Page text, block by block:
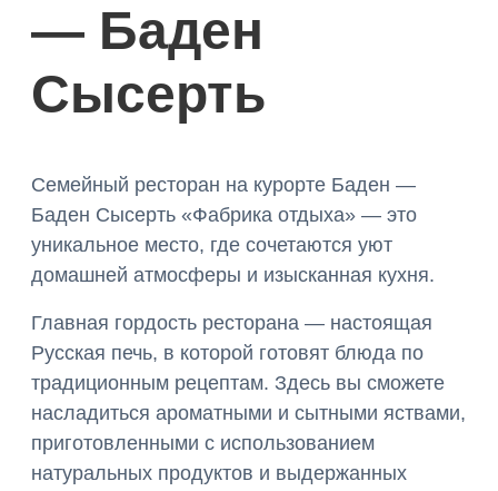
— Баден
Сысерть
Семейный ресторан на курорте Баден —
Баден Сысерть «Фабрика отдыха» — это
уникальное место, где сочетаются уют
домашней атмосферы и изысканная кухня.
Главная гордость ресторана — настоящая
Русская печь, в которой готовят блюда по
традиционным рецептам. Здесь вы сможете
насладиться ароматными и сытными яствами,
приготовленными с использованием
натуральных продуктов и выдержанных